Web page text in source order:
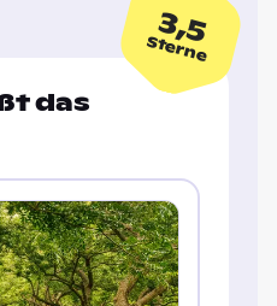
3,5
Sterne
das